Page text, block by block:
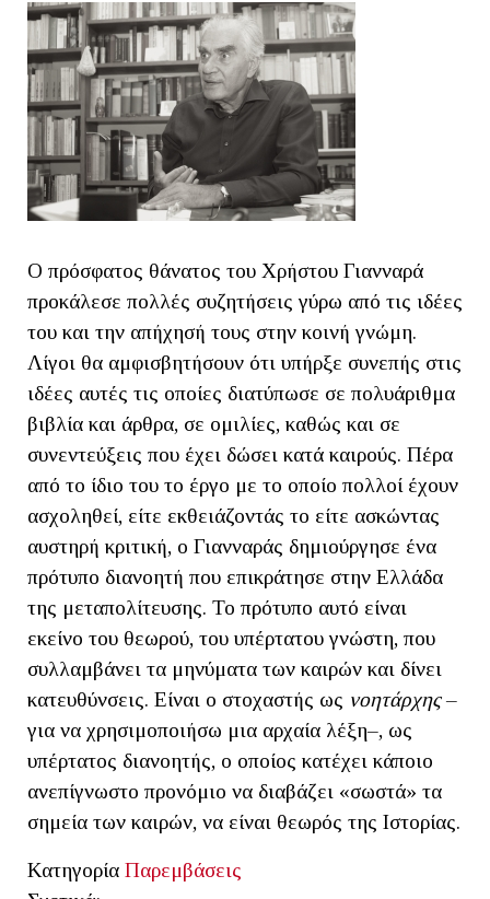
Ο πρόσφατος θάνατος του Χρήστου Γιανναρά
προκάλεσε πολλές συζητήσεις γύρω από τις ιδέες
του και την απήχησή τους στην κοινή γνώμη.
Λίγοι θα αμφισβητήσουν ότι υπήρξε συνεπής στις
ιδέες αυτές τις οποίες διατύπωσε σε πολυάριθμα
βιβλία και άρθρα, σε ομιλίες, καθώς και σε
συνεντεύξεις που έχει δώσει κατά καιρούς. Πέρα
από το ίδιο του το έργο με το οποίο πολλοί έχουν
ασχοληθεί, είτε εκθειάζοντάς το είτε ασκώντας
αυστηρή κριτική, ο Γιανναράς δημιούργησε ένα
πρότυπο διανοητή που επικράτησε στην Ελλάδα
της μεταπολίτευσης. Το πρότυπο αυτό είναι
εκείνο του θεωρού, του υπέρτατου γνώστη, που
συλλαμβάνει τα μηνύματα των καιρών και δίνει
κατευθύνσεις. Είναι ο στοχαστής ως νοητάρχης–
για να χρησιμοποιήσω μια αρχαία λέξη–, ως
υπέρτατος διανοητής, ο οποίος κατέχει κάποιο
ανεπίγνωστο προνόμιο να διαβάζει «σωστά» τα
σημεία των καιρών, να είναι θεωρός της Ιστορίας.
Κατηγορία Παρεμβάσεις